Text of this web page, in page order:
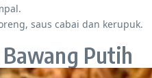
saus cabai dan kerupuk.
Putih